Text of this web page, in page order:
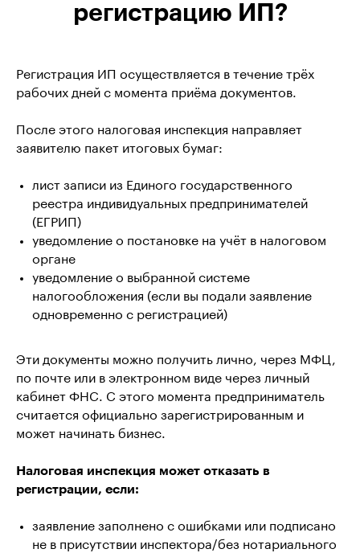
регистрацию ИП?
Регистрация ИП осуществляется в течение трёх
рабочих дней с момента приёма документов.
После этого налоговая инспекция направляет
заявителю пакет итоговых бумаг:
лист записи из Единого государственного
реестра индивидуальных предпринимателей
(ЕГРИП)
уведомление о постановке на учёт в налоговом
органе
уведомление о выбранной системе
налогообложения (если вы подали заявление
одновременно с регистрацией)
Эти документы можно получить лично, через МФЦ,
по почте или в электронном виде через личный
кабинет ФНС. С этого момента предприниматель
считается официально зарегистрированным и
может начинать бизнес.
Налоговая инспекция может отказать в
регистрации, если:
заявление заполнено с ошибками или подписано
не в присутствии инспектора/без нотариального